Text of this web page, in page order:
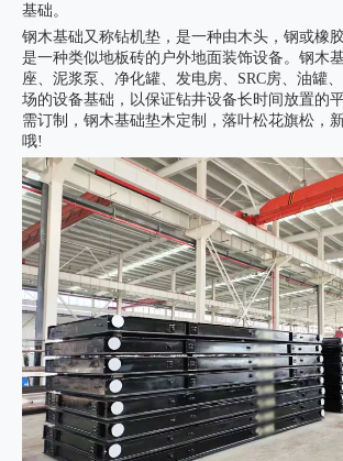
基础。
钢木基础又称钻机垫，是一种由木头，钢或橡
是一种类似地板砖的户外地面装饰设备。钢木
座、泥浆泵、净化罐、发电房、SRC房、油罐
场的设备基础，以保证钻井设备长时间放置的
需订制，钢木基础垫木定制，落叶松花旗松，
哦!